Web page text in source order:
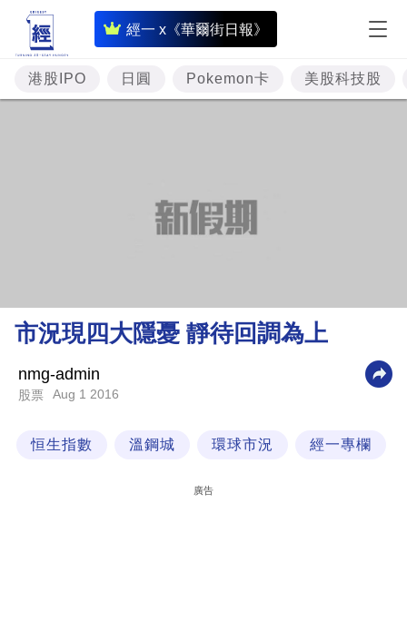
經一 x《華爾街日報》
即
時
財
經
理
財
業
港股IPO 日圓 Pokemon卡 美股科技股
市況現四大隱憂 靜待回調為上
nmg-admin
股票 Aug 1 2016
恒生指數 溫鋼城 環球市況 經一專欄
廣告